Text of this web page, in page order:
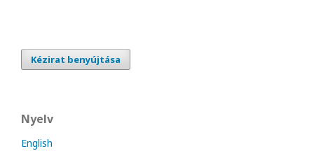
Kézirat benyújtása
Nyelv
English